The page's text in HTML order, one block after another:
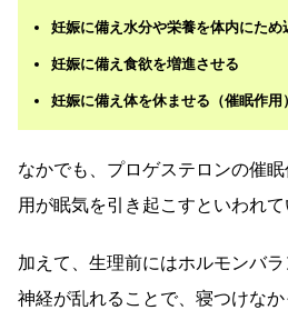
妊娠に備え水分や栄養を体内にため
妊娠に備え食欲を増進させる
妊娠に備え体を休ませる（催眠作用）
なかでも、プロゲステロンの催
用が眠気を引き起こすといわれて
加えて、生理前にはホルモンバ
神経が乱れることで、寝つけな